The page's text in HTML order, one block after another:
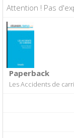
Attention ! Pas
Paperback
Les Accidents de